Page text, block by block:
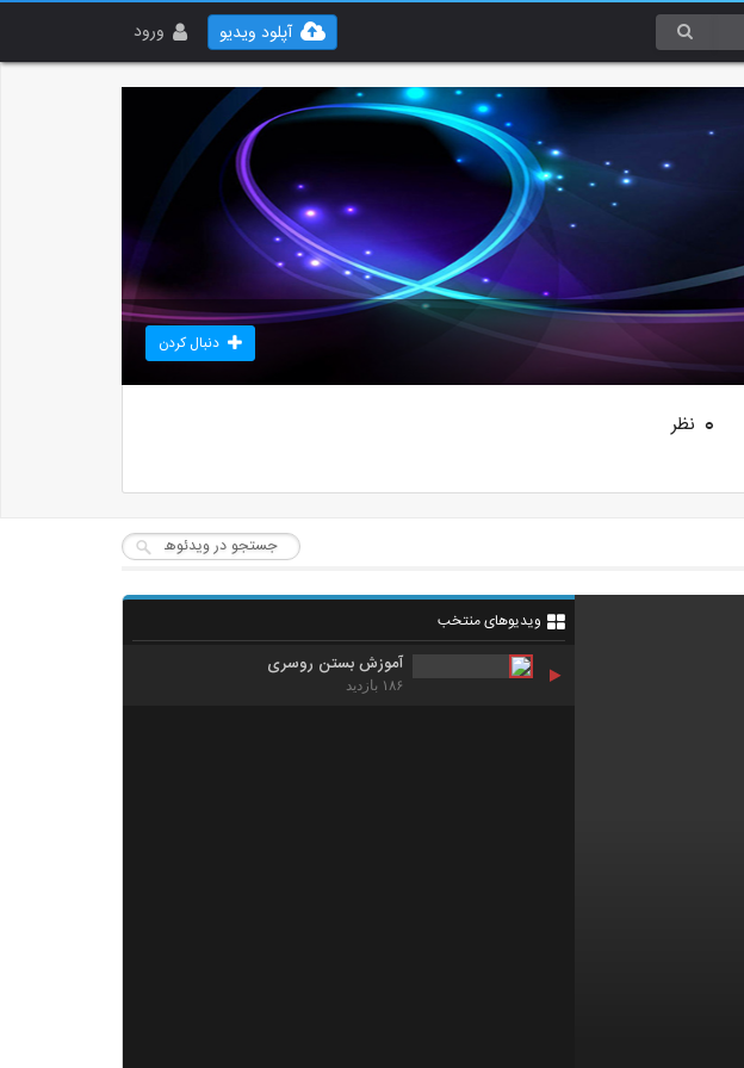
ورود آپلود ویدیو
دنبال کردن
0 نظر
ویدیوهای منتخب
آموزش بستن روسری
۱۸۶ بازدید